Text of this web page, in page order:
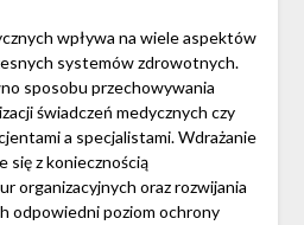
wpływa na wiele aspektów
systemów zdrowotnych.
sposobu przechowywania
świadczeń medycznych czy
a specjalistami. Wdrażanie
się z koniecznością
organizacyjnych oraz rozwijania
odpowiedni poziom ochrony